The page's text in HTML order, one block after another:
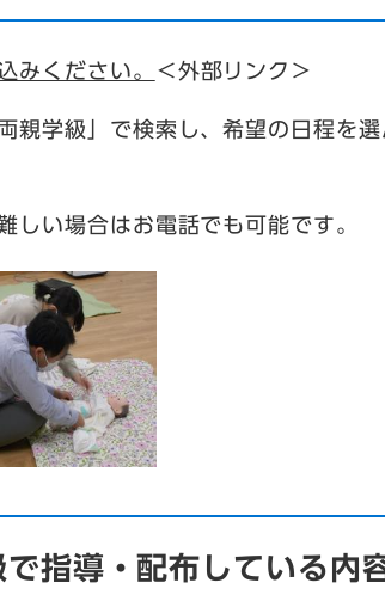
みください。 ＜外部リンク＞
親学級」で検索し、希望の日程を
しい場合はお電話でも可能です。
指導・配布している内